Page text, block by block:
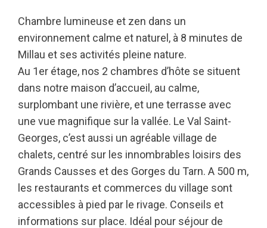
Chambre lumineuse et zen dans un
environnement calme et naturel, à 8 minutes de
Millau et ses activités pleine nature.
Au 1er étage, nos 2 chambres d’hôte se situent
dans notre maison d’accueil, au calme,
surplombant une rivière, et une terrasse avec
une vue magnifique sur la vallée. Le Val Saint-
Georges, c’est aussi un agréable village de
chalets, centré sur les innombrables loisirs des
Grands Causses et des Gorges du Tarn. A 500 m,
les restaurants et commerces du village sont
accessibles à pied par le rivage. Conseils et
informations sur place. Idéal pour séjour de